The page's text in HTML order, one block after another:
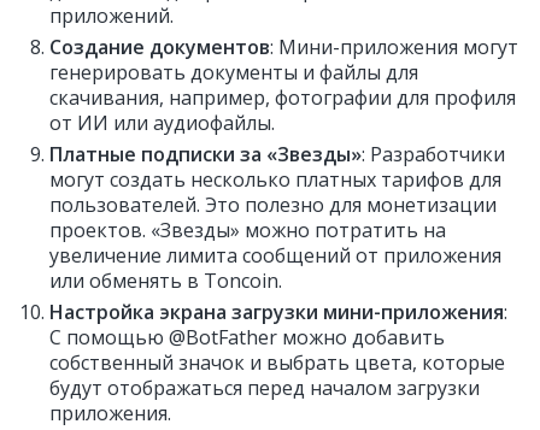
приложений.
Создание документов: Мини-приложения могут
генерировать документы и файлы для
скачивания, например, фотографии для профиля
от ИИ или аудиофайлы.
Платные подписки за «Звезды»: Разработчики
могут создать несколько платных тарифов для
пользователей. Это полезно для монетизации
проектов. «Звезды» можно потратить на
увеличение лимита сообщений от приложения
или обменять в Toncoin.
Настройка экрана загрузки мини-приложения:
С помощью @BotFather можно добавить
собственный значок и выбрать цвета, которые
будут отображаться перед началом загрузки
приложения.